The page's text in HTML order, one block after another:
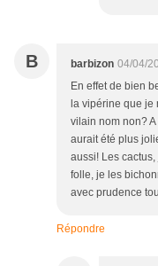
B barbizon 04/04/
En effet de bien
la vipérine que je
vilain nom non?
aurait été plus
aussi! Les
folle, je les
avec prudence
Répondre